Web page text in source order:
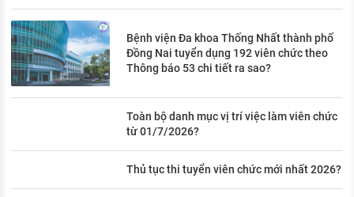
Bệnh viện Đa khoa Thống Nhất thành phố
Đồng Nai tuyển dụng 192 viên chức theo
Thông báo 53 chi tiết ra sao?
Toàn bộ danh mục vị trí việc làm viên chức
từ 01/7/2026?
Thủ tục thi tuyển viên chức mới nhất 2026?